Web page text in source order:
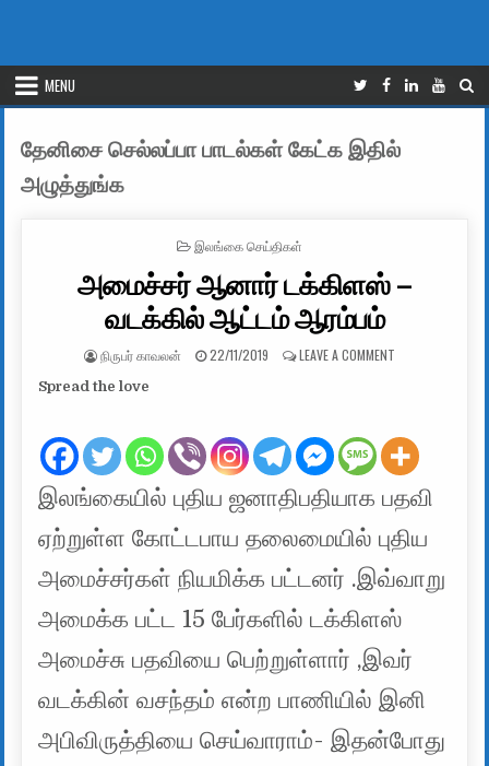
MENU
தேனிசை செல்லப்பா பாடல்கள் கேட்க இதில்
அழுத்துங்க
POSTED IN
இலங்கை செய்திகள்
அமைச்சர் ஆனார் டக்கிளஸ் –
வடக்கில் ஆட்டம் ஆரம்பம்
AUTHOR:
நிருபர் காவலன் PUBLISHED DATE:
22/11/2019 LEAVE A COMMENTON அமைச்சர்
Spread the love
இலங்கையில் புதிய ஜனாதிபதியாக பதவி
ஏற்றுள்ள கோட்டபாய தலைமையில் புதிய
அமைச்சர்கள் நியமிக்க பட்டனர் .இவ்வாறு
அமைக்க பட்ட 15 பேர்களில் டக்கிளஸ்
அமைச்சு பதவியை பெற்றுள்ளார் ,இவர்
வடக்கின் வசந்தம் என்ற பாணியில் இனி
அபிவிருத்தியை செய்வாராம்- இதன்போது